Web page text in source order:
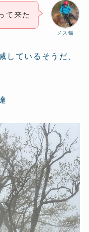
メス猫
て来た
しているそうだ、